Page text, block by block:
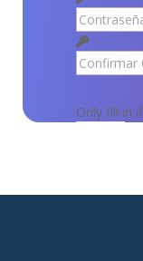
Only fill in